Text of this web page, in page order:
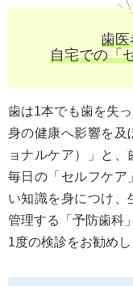
歯医
自宅での「
歯は1本でも歯を失
身の健康へ影響を及
ョナルケア）」と
毎日の「セルフケア
い知識を身につけ、
管理する「予防歯科
1度の検診をお勧めし